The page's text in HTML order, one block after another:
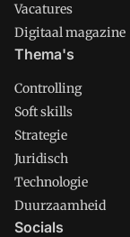
Vacatures
Digitaal magazine
Thema's
Controlling
Soft skills
Strategie
Juridisch
Technologie
Duurzaamheid
Socials